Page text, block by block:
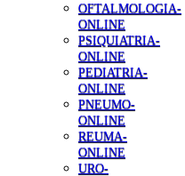
OFTALMOLOGIA-
ONLINE
PSIQUIATRIA-
ONLINE
PEDIATRIA-
ONLINE
PNEUMO-
ONLINE
REUMA-
ONLINE
URO-